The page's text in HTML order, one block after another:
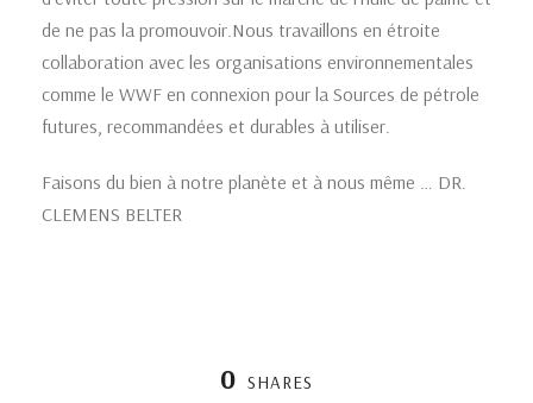
de ne pas la promouvoir.Nous travaillons en étroite
collaboration avec les organisations environnementales
comme le WWF en connexion pour la Sources de pétrole
futures, recommandées et durables à utiliser.
Faisons du bien à notre planète et à nous même … DR.
CLEMENS BELTER
0 SHARES